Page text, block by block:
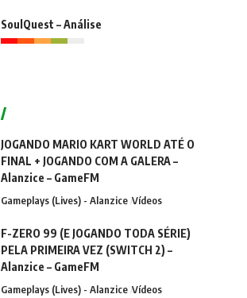
SoulQuest – Análise
JOGANDO MARIO KART WORLD ATÉ O
FINAL + JOGANDO COM A GALERA –
Alanzice – GameFM
Gameplays (Lives) - Alanzice Vídeos
F-ZERO 99 (E JOGANDO TODA SÉRIE)
PELA PRIMEIRA VEZ (SWITCH 2) –
Alanzice – GameFM
Gameplays (Lives) - Alanzice Vídeos